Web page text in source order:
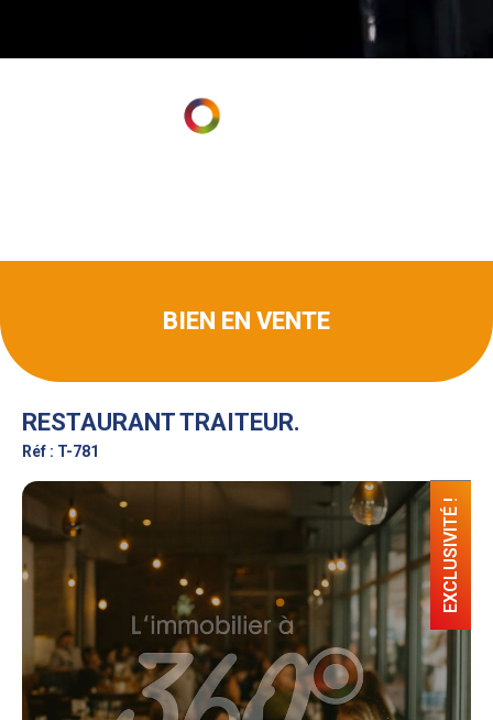
BIEN EN VENTE
RESTAURANT TRAITEUR.
Réf : T-781